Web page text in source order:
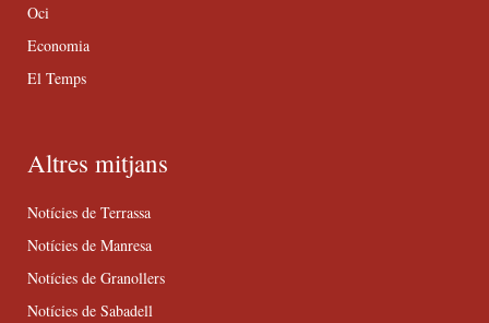
Oci
Economia
El Temps
Altres mitjans
Notícies de Terrassa
Notícies de Manresa
Notícies de Granollers
Notícies de Sabadell